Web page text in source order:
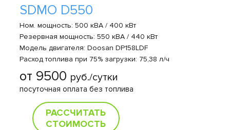
SDMO D550
Ном. мощность: 500 кВА / 400 кВт
Резервная мощность: 550 кВА / 440 кВт
Модель двигателя: Doosan DP158LDF
Расход топлива при 75% загрузки: 75,38 л/ч
от 9500 руб./сутки
посуточная оплата без топлива
РАССЧИТАТЬ
СТОИМОСТЬ